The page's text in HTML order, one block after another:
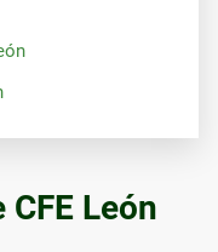
León